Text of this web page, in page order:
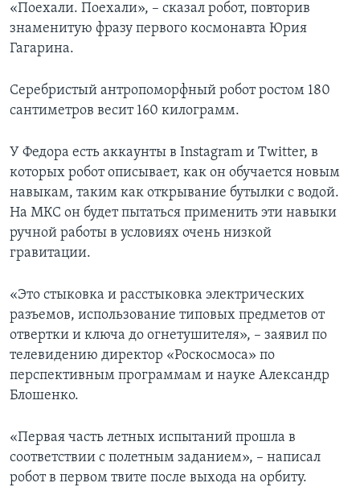
«Поехали. Поехали», – сказал робот, повторив
знаменитую фразу первого космонавта Юрия
Гагарина.
Серебристый антропоморфный робот ростом 180
сантиметров весит 160 килограмм.
У Федора есть аккаунты в Instagram и Twitter, в
которых робот описывает, как он обучается новым
навыкам, таким как открывание бутылки с водой.
На МКС он будет пытаться применить эти навыки
ручной работы в условиях очень низкой
гравитации.
«Это стыковка и расстыковка электрических
разъемов, использование типовых предметов от
отвертки и ключа до огнетушителя», – заявил по
телевидению директор «Роскосмоса» по
перспективным программам и науке Александр
Блошенко.
«Первая часть летных испытаний прошла в
соответствии с полетным заданием», – написал
робот в первом твите после выхода на орбиту.